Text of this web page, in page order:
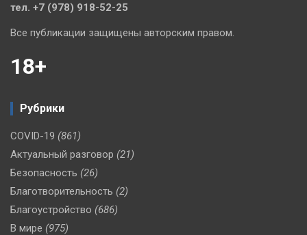
тел. +7 (978) 918-52-25
Все публикации защищены авторским правом.
18+
Рубрики
COVID-19 (861)
Актуальный разговор (21)
Безопасность (26)
Благотворительность (2)
Благоустройство (686)
В мире (975)